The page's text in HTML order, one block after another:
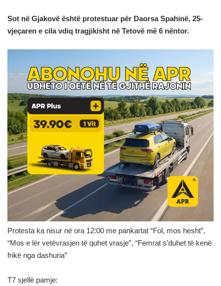
Sot në Gjakovë është protestuar për Daorsa Spahinë, 25-
vjeçaren e cila vdiq tragjikisht në Tetovë më 6 nëntor.
Protesta ka nisur në ora 12:00 me pankartat “Fol, mos hesht”,
“Mos e lër vetëvrasjen të quhet vrasje”, “Femrat s’duhet të kenë
frikë nga dashuria”
T7 sjellë pamje: